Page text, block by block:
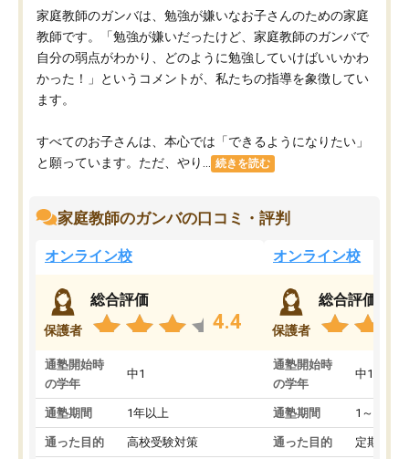
家庭教師のガンバは、勉強が嫌いなお子さんのための家庭
教師です。「勉強が嫌いだったけど、家庭教師のガンバで
自分の弱点がわかり、どのように勉強していけばいいかわ
かった！」というコメントが、私たちの指導を象徴してい
ます。
すべてのお子さんは、本心では「できるようになりたい」
と願っています。ただ、やり...
続きを読む
家庭教師のガンバの口コミ・評判
オンライン校
保護者
総合評価
4.4
通塾開始時
の学年
中1
通塾期間 1年以上
通った目的 高校受験対策
オンライン校
保護者
総合評価
通塾開始時
の学年
中1
通塾期間 1～3ヵ月
通った目的 定期テス